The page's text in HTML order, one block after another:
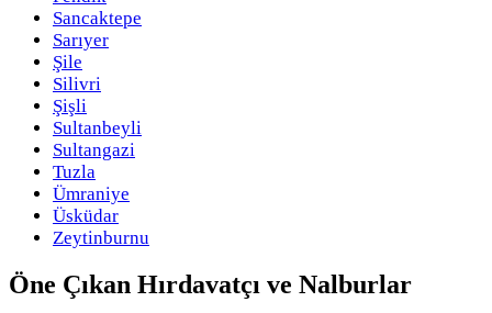
Sancaktepe
Sarıyer
Şile
Silivri
Şişli
Sultanbeyli
Sultangazi
Tuzla
Ümraniye
Üsküdar
Zeytinburnu
Öne Çıkan Hırdavatçı ve Nalburlar